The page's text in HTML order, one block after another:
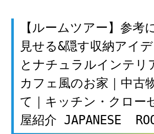
【ルームツアー】参考
見せる&隠す収納アイ
とナチュラルインテリ
カフェ風のお家｜中古
て｜キッチン・クロー
屋紹介 JAPANESE